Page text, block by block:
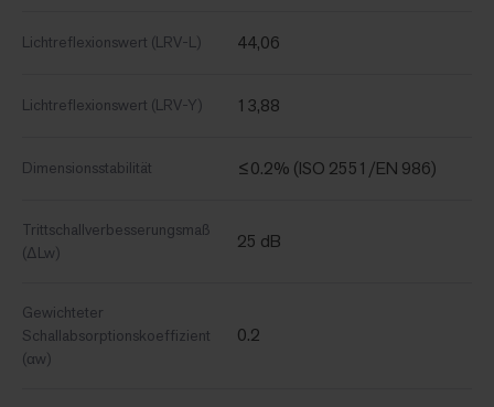
Lichtreflexionswert (LRV-L) 44,06
Lichtreflexionswert (LRV-Y) 13,88
Dimensionsstabilität ≤0.2% (ISO 2551/EN 986)
Trittschallverbesserungsmaß
(ΔLw)
25 dB
Gewichteter
Schallabsorptionskoeffizient
(αw)
0.2